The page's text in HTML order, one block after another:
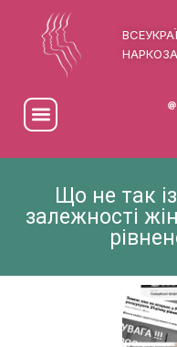
Що не так
залежності